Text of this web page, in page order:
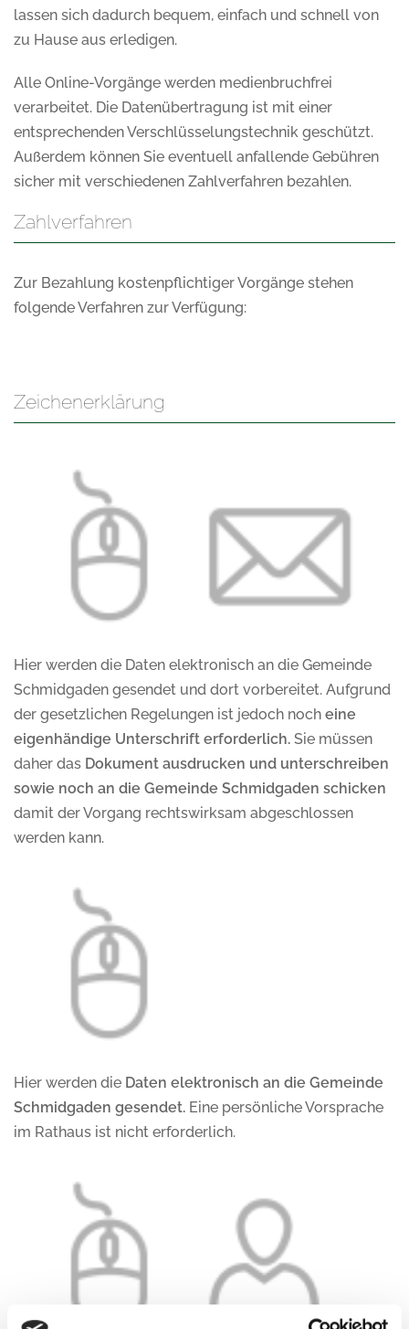
lassen sich dadurch bequem, einfach und schnell von
zu Hause aus erledigen.
Alle Online-Vorgänge werden medienbruchfrei
verarbeitet. Die Datenübertragung ist mit einer
entsprechenden Verschlüsselungstechnik geschützt.
Außerdem können Sie eventuell anfallende Gebühren
sicher mit verschiedenen Zahlverfahren bezahlen.
Zahlverfahren
Zur Bezahlung kostenpflichtiger Vorgänge stehen
folgende Verfahren zur Verfügung:
Zeichenerklärung
Hier werden die Daten elektronisch an die Gemeinde
Schmidgaden gesendet und dort vorbereitet. Aufgrund
der gesetzlichen Regelungen ist jedoch noch eine
eigenhändige Unterschrift erforderlich. Sie müssen
daher das Dokument ausdrucken und unterschreiben
sowie noch an die Gemeinde Schmidgaden schicken
damit der Vorgang rechtswirksam abgeschlossen
werden kann.
Hier werden die Daten elektronisch an die Gemeinde
Schmidgaden gesendet. Eine persönliche Vorsprache
im Rathaus ist nicht erforderlich.